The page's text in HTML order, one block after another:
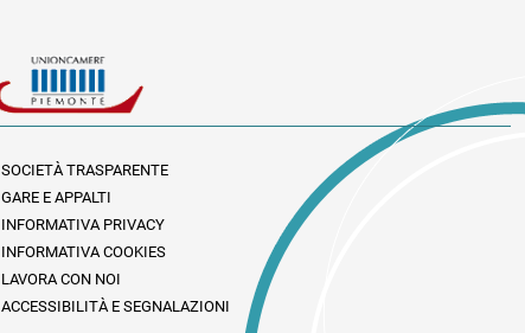
SOCIETÀ TRASPARENTE
GARE E APPALTI
INFORMATIVA PRIVACY
INFORMATIVA COOKIES
LAVORA CON NOI
ACCESSIBILITÀ E SEGNALAZIONI